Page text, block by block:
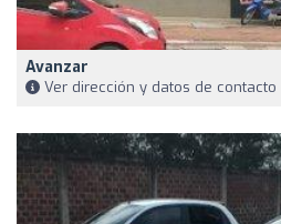
Avanzar
Ver dirección y datos de contacto